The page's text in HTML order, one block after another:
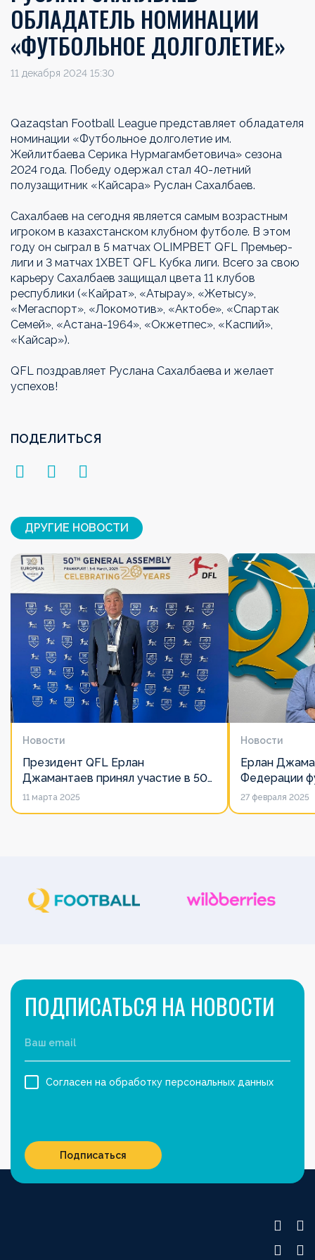
ОБЛАДАТЕЛЬ НОМИНАЦИИ
«ФУТБОЛЬНОЕ ДОЛГОЛЕТИЕ»
11 декабря 2024 15:30
Qazaqstan Football League представляет обладателя
номинации «Футбольное долголетие им.
Жейлитбаева Серика Нурмагамбетовича» сезона
2024 года. Победу одержал стал 40-летний
полузащитник «Кайсара» Руслан Сахалбаев.
Сахалбаев на сегодня является самым возрастным
игроком в казахстанском клубном футболе. В этом
году он сыграл в 5 матчах OLIMPBET QFL Премьер-
лиги и 3 матчах 1ХВЕТ QFL Кубка лиги. Всего за свою
карьеру Сахалбаев защищал цвета 11 клубов
республики («Кайрат», «Атырау», «Жетысу»,
«Мегаспорт», «Локомотив», «Актобе», «Спартак
Семей», «Астана-1964», «Окжетпес», «Каспий»,
«Кайсар»).
QFL поздравляет Руслана Сахалбаева и желает
успехов!
ПОДЕЛИТЬСЯ
ДРУГИЕ НОВОСТИ
Новости
Президент QFL Ерлан
Джамантаев принял участие в 50-
м Общем собрании Европейских
11 марта 2025
Новости
Ерлан
Федерации
дорожит
27 февраля 2025
ПОДПИСАТЬСЯ НА НОВОСТИ
Согласен на обработку персональных данных
Подписаться